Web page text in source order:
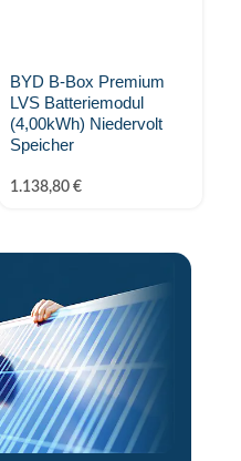
BYD B-Box Premium
LVS Batteriemodul
(4,00kWh) Niedervolt
Speicher
1.138,80 €